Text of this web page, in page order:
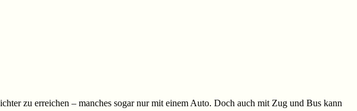
zu erreichen – manches sogar nur mit einem Auto. Doch auch mit Zug und Bus kann